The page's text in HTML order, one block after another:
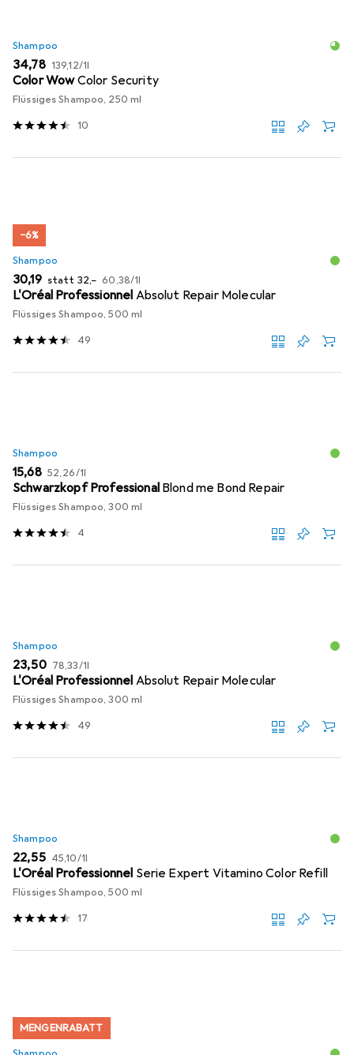
Shampoo
EUR
34,78 EUR
139,12/1l
Color WowColor Security
Flüssiges Shampoo, 250 ml
10
−6%
Shampoo
EUR
30,19 statt EUR
32,– EUR
60,38/1l
L'Oréal Professionnel Absolut Repair Molecular
Flüssiges Shampoo, 500 ml
49
Shampoo
EUR
15,68 EUR
52,26/1l
Schwarzkopf Professional Blond me Bond Repair
Flüssiges Shampoo, 300 ml
4
Shampoo
EUR
23,50 EUR
78,33/1l
L'Oréal Professionnel Absolut Repair Molecular
Flüssiges Shampoo, 300 ml
49
Shampoo
EUR
22,55 EUR
45,10/1l
L'Oréal Professionnel Serie Expert Vitamino Color Refill
Flüssiges Shampoo, 500 ml
17
MENGENRABATT